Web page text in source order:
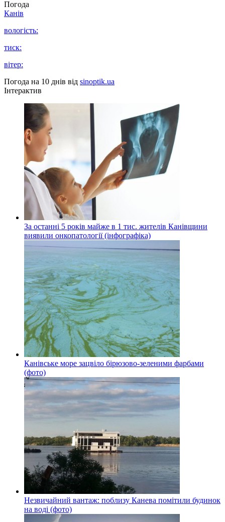
Погода
Канів
вологість:
тиск:
вітер:
Погода на 10 днів від sinoptik.ua
Інтерактив
За останні 5 років майже в 1 тис. жителів Канівщини
виявили онкопатології (інфографіка)
Канівське море зацвіло бірюзово-зеленими фарбами
(фото)
Незвичайний вантаж: поблизу Канева помітили будинок
на воді (фото)